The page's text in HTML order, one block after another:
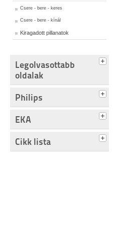
Csere - bere - keres
Csere - bere - kínál
Kiragadott pillanatok
Legolvasottabb
oldalak
Philips
EKA
Cikk lista